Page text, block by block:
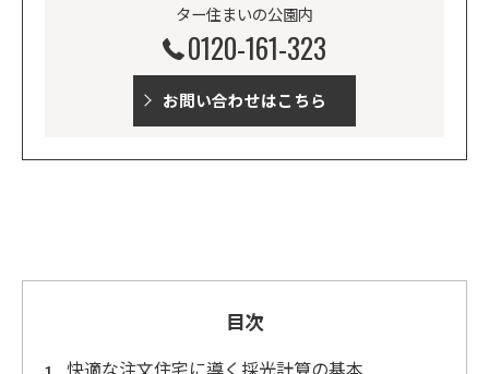
ター住まいの公園内
0120-161-323
お問い合わせはこちら
目次
快適な注文住宅に導く採光計算の基本